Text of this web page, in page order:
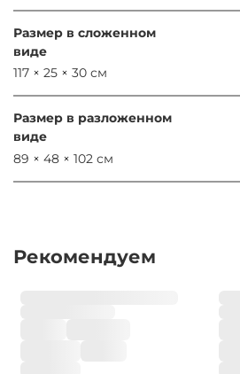
Размер в сложенном
виде
117 × 25 × 30 см
Размер в разложенном
виде
89 × 48 × 102 см
Рекомендуем